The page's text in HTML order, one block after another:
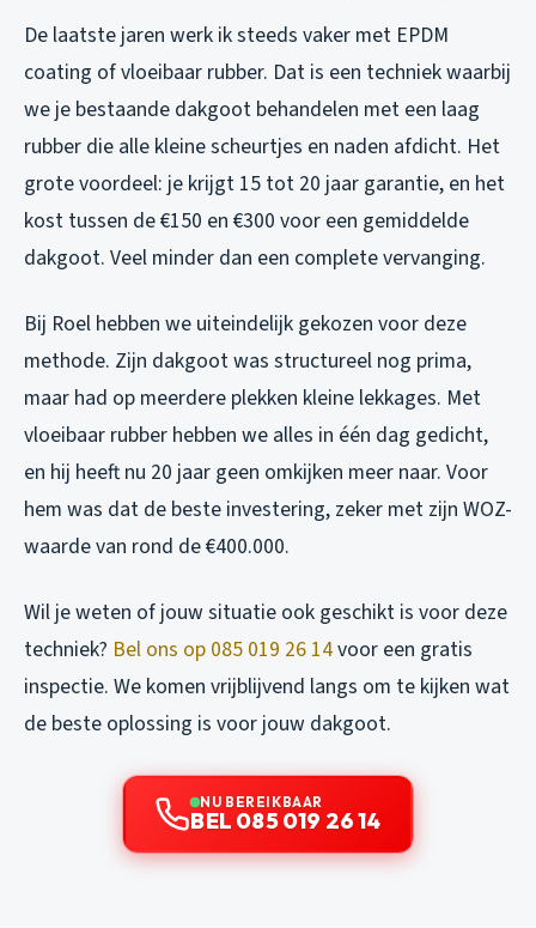
De laatste jaren werk ik steeds vaker met EPDM
coating of vloeibaar rubber. Dat is een techniek waarbij
we je bestaande dakgoot behandelen met een laag
rubber die alle kleine scheurtjes en naden afdicht. Het
grote voordeel: je krijgt 15 tot 20 jaar garantie, en het
kost tussen de €150 en €300 voor een gemiddelde
dakgoot. Veel minder dan een complete vervanging.
Bij Roel hebben we uiteindelijk gekozen voor deze
methode. Zijn dakgoot was structureel nog prima,
maar had op meerdere plekken kleine lekkages. Met
vloeibaar rubber hebben we alles in één dag gedicht,
en hij heeft nu 20 jaar geen omkijken meer naar. Voor
hem was dat de beste investering, zeker met zijn WOZ-
waarde van rond de €400.000.
Wil je weten of jouw situatie ook geschikt is voor deze
techniek? Bel ons op 085 019 26 14voor een gratis
inspectie. We komen vrijblijvend langs om te kijken wat
de beste oplossing is voor jouw dakgoot.
NU BEREIKBAAR
BEL 085 019 26 14